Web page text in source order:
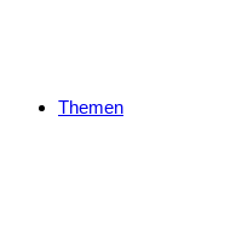
Themen